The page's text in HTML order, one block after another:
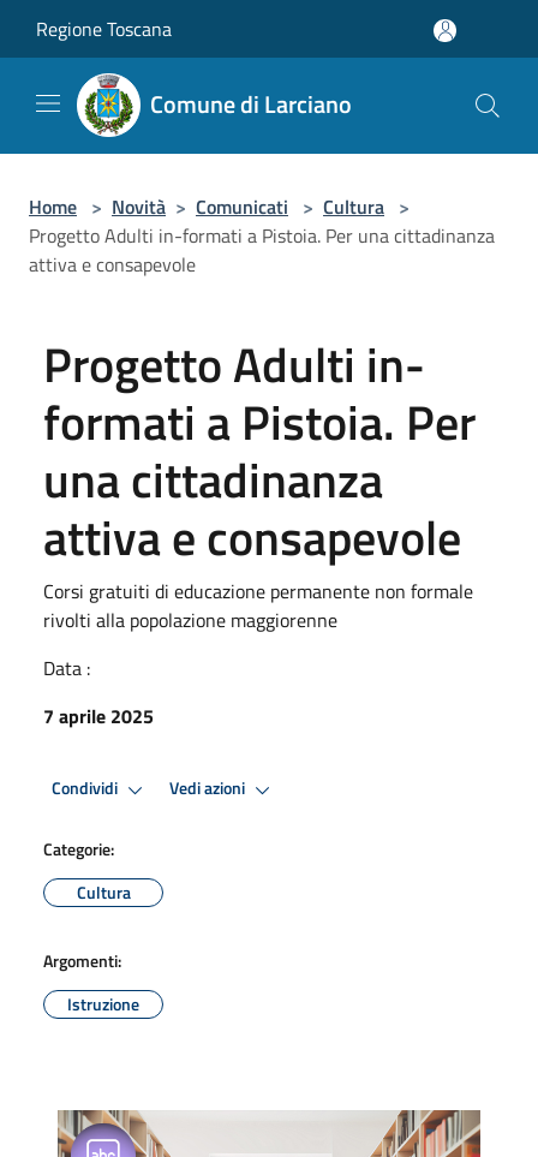
Regione Toscana
Comune di Larciano
Home > Novità > Comunicati > Cultura >
Progetto Adulti in-formati a Pistoia. Per una cittadinanza
attiva e consapevole
Progetto Adulti in-
formati a Pistoia. Per
una cittadinanza
attiva e consapevole
Corsi gratuiti di educazione permanente non formale
rivolti alla popolazione maggiorenne
Data :
7 aprile 2025
Condividi Vedi azioni
Categorie:
Cultura
Argomenti:
Istruzione